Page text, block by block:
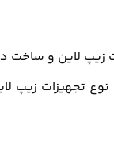
زیپ لاین و ساخت
تجهیزات زیپ